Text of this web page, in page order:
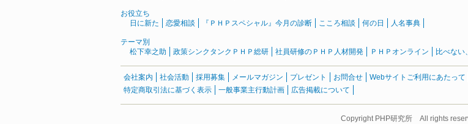
お役立ち
日に新た
恋愛相談 『ＰＨＰスペシャル』今月の診断 こころ相談 何の日 人名事典
テーマ別
松下幸之助
政策シンクタンクＰＨＰ総研 社員研修のＰＨＰ人材開発 ＰＨＰオンライン 比べない
会社案内 社会活動 採用募集 メールマガジン プレゼント お問合せ Webサイトご利用にあたって
特定商取引法に基づく表示
一般事業主行動計画 広告掲載について
Copyright PHP研究所 All rights